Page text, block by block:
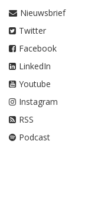
Nieuwsbrief
Twitter
Facebook
LinkedIn
Youtube
Instagram
RSS
Podcast